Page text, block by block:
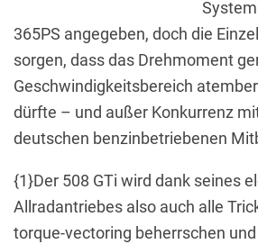
365PS angegeben, doch die
sorgen, dass das Drehmoment
Geschwindigkeitsbereich
dürfte – und außer Konkurrenz
deutschen benzinbetriebenen
{1}Der 508 GTi wird dank seines
Allradantriebes also auch alle
torque-vectoring beherrschen